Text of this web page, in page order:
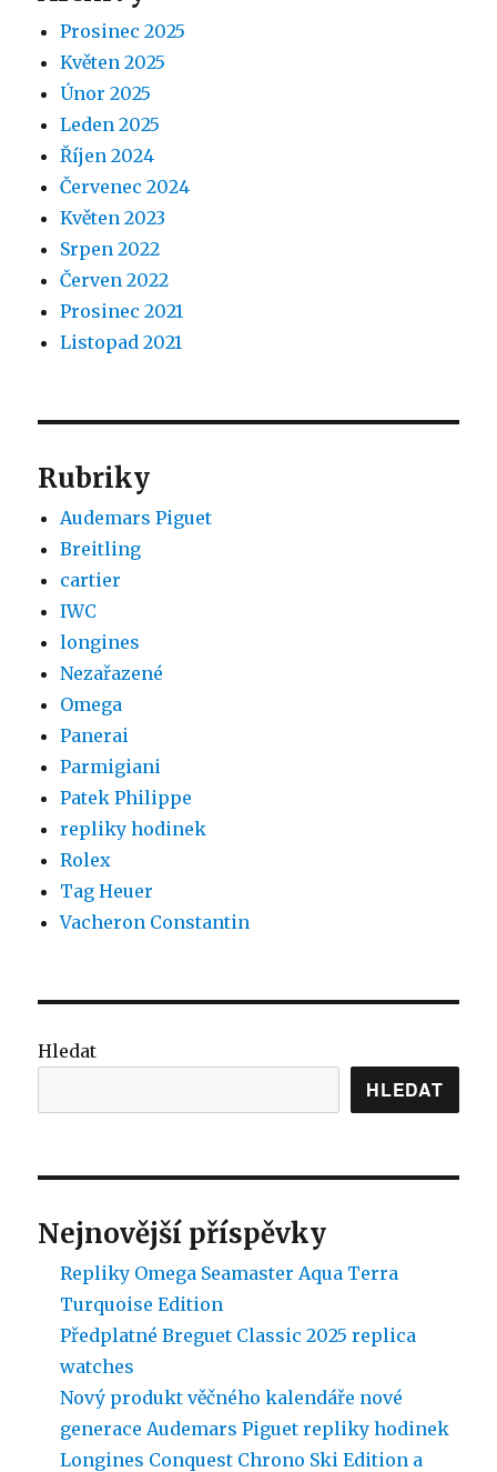
Prosinec 2025
Květen 2025
Únor 2025
Leden 2025
Říjen 2024
Červenec 2024
Květen 2023
Srpen 2022
Červen 2022
Prosinec 2021
Listopad 2021
Rubriky
Audemars Piguet
Breitling
cartier
IWC
longines
Nezařazené
Omega
Panerai
Parmigiani
Patek Philippe
repliky hodinek
Rolex
Tag Heuer
Vacheron Constantin
Hledat
HLEDAT
Nejnovější příspěvky
Repliky Omega Seamaster Aqua Terra
Turquoise Edition
Předplatné Breguet Classic 2025 replica
watches
Nový produkt věčného kalendáře nové
generace Audemars Piguet repliky hodinek
Longines Conquest Chrono Ski Edition a